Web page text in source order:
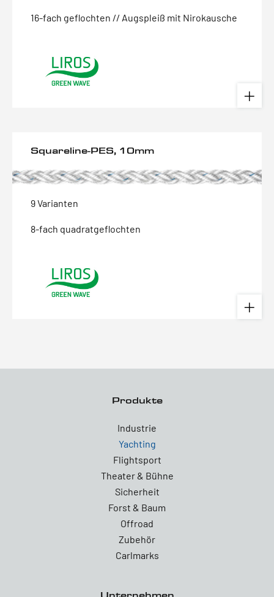
16-fach geflochten // Augspleiß mit Nirokausche
Squareline-PES, 10mm
9 Varianten
8-fach quadratgeflochten
Produkte
Industrie
Yachting
Flightsport
Theater & Bühne
Sicherheit
Forst & Baum
Offroad
Zubehör
Carlmarks
Unternehmen